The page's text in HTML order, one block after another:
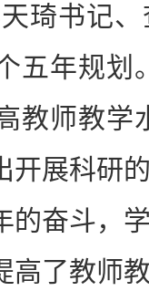
书记、
五年规划
教师教学
开展科研
的奋斗，
高了教师